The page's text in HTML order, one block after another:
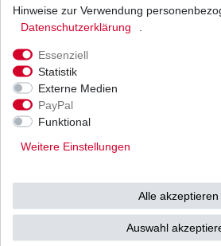
Versand
Ab einem Warenwert von
500 Euro versenden wir
Hinweise zur Verwendung
Daten­schutz­erklärung
Essenziell
Statistik
Externe Medien
PayPal
Funktional
Weitere Einstellungen
Alle akzeptieren
Auswahl